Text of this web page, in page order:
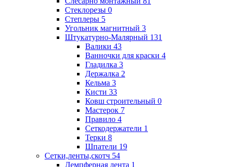
Стеклорезы 0
Степлеры 5
Угольник магнитный 3
Штукатурно-Малярный 131
Валики 43
Ванночки для краски 4
Гладилка 3
Держалка 2
Кельма 3
Кисти 33
Ковш строительный 0
Мастерок 7
Правило 4
Сеткодержатели 1
Терки 8
Шпатели 19
Сетки,ленты,скотч 54
Демпферная лента 1